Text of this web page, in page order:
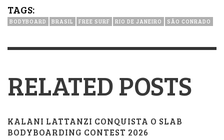
TAGS:
BODYBOARD BRASIL FREE SURF RIO DE JANEIRO SÃO CONRADO
RELATED POSTS
KALANI LATTANZI CONQUISTA O SLAB
BODYBOARDING CONTEST 2026